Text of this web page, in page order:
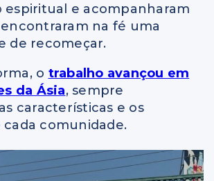
e acompanharam
na fé uma
de recomeçar.
o trabalho avançou em
da Ásia, sempre
características e os
comunidade.